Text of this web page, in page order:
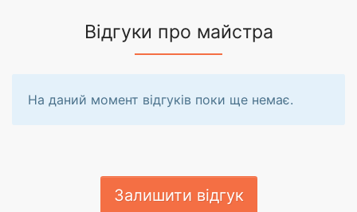
Відгуки про майстра
На даний момент відгуків поки ще немає.
Залишити відгук